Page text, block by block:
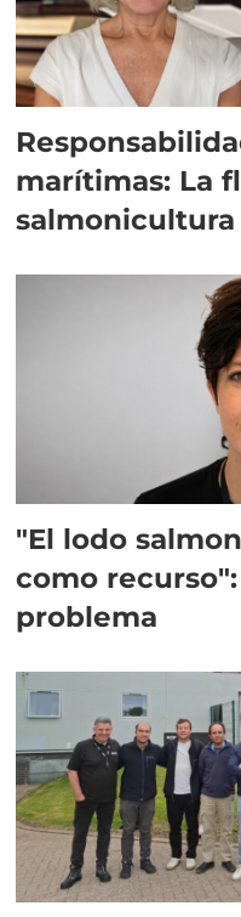
marítimas: La
"El lodo
como
problema